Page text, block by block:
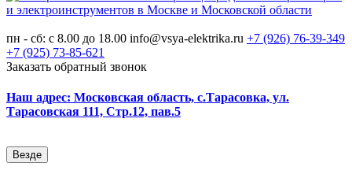
пн - сб: с 8.00 до 18.00 info@vsya-elektrika.ru +7 (926) 76-39-349
+7 (925) 73-85-621
Заказать обратный звонок
Наш адрес: Московская область, с.Тарасовка, ул.
Тарасовская 111, Стр.12, пав.5
Везде